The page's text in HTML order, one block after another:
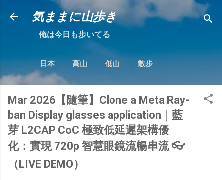
跳到主要內容
気ままに山歩き
俺は今日も步いてる
日本 高山 低山 散步
Mar 2026【隨筆】Clone a Meta Ray-
ban Display glasses application｜藍
芽 L2CAP CoC 極致低延遲架構優
化：實現 720p 智慧眼鏡流暢串流 👓
（LIVE DEMO）